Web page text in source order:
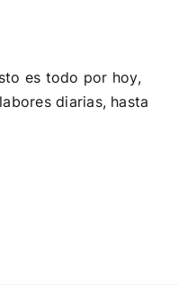
es todo por hoy,
diarias, hasta